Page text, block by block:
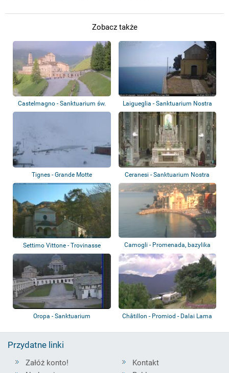
Zobacz także
Castelmagno - Sanktuarium św.
Magnusa
Laigueglia - Sanktuarium Nostra
Signora...
Tignes - Grande Motte
Ceranesi - Sanktuarium Nostra
Signora de...
Settimo Vittone - Trovinasse Camogli - Promenada, bazylika
Oropa - Sanktuarium
Châtillon - Promiod - Dalai Lama
Przydatne linki
Załóż konto!
Kontakt